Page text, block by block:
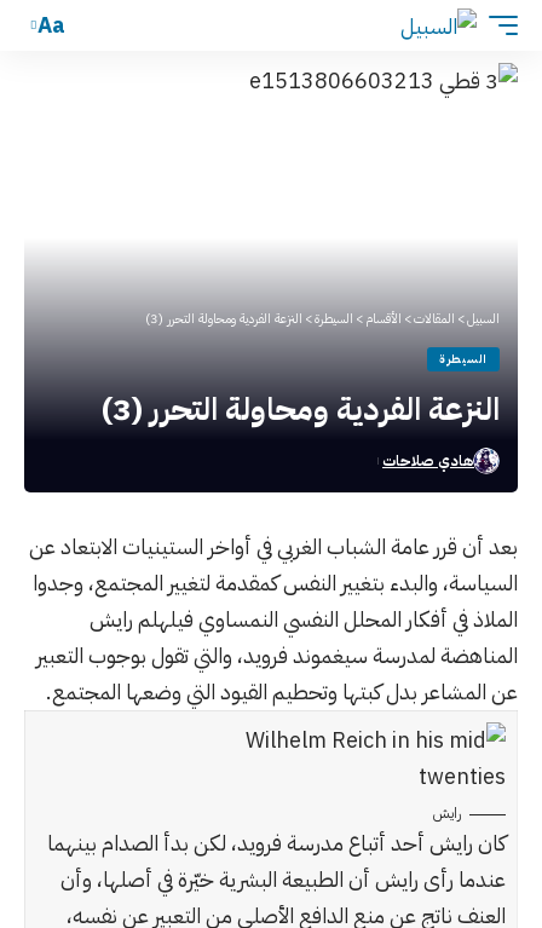
Aa
السبيل> المقالات> الأقسام> السيطرة> النزعة الفردية ومحاولة التحرر (3)
السيطرة
النزعة الفردية ومحاولة التحرر (3)
هادي صلاحات
بعد أن قرر عامة الشباب الغربي في أواخر الستينيات الابتعاد عن
السياسة، والبدء بتغيير النفس كمقدمة لتغيير المجتمع، وجدوا
الملاذ في أفكار المحلل النفسي النمساوي فيلهلم رايش
المناهضة لمدرسة سيغموند فرويد، والتي تقول بوجوب التعبير
عن المشاعر بدل كبتها وتحطيم القيود التي وضعها المجتمع.
رايش
كان رايش أحد أتباع مدرسة فرويد، لكن بدأ الصدام بينهما
عندما رأى رايش أن الطبيعة البشرية خيّرة في أصلها، وأن
العنف ناتج عن منع الدافع الأصلي من التعبير عن نفسه،